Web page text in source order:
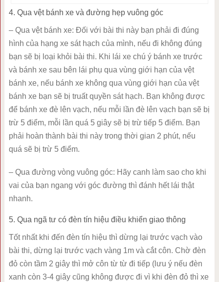
4. Qua vệt bánh xe và đường hẹp vuông góc
– Qua vệt bánh xe: Đối với bài thi này bạn phải đi đúng
hình của hạng xe sát hạch của mình, nếu đi không đúng
bạn sẽ bị loại khỏi bài thi. Khi lái xe chú ý bánh xe trước
và bánh xe sau bên lái phụ qua vùng giới hạn của vệt
bánh xe, nếu bánh xe không qua vùng giới hạn của vệt
bánh xe bạn sẽ bị truất quyền sát hạch. Bạn không được
để bánh xe đè lên vạch, nếu mỗi lần đè lên vạch bạn sẽ bị
trừ 5 điểm, mỗi lần quá 5 giây sẽ bị trừ tiếp 5 điểm. Bạn
phải hoàn thành bài thi này trong thời gian 2 phút, nếu
quá sẽ bị trừ 5 điểm.
– Qua đường vòng vuông góc: Hãy canh làm sao cho khi
vai của bạn ngang với góc đường thì đánh hết lái thật
nhanh.
5. Qua ngã tư có đèn tín hiệu điều khiển giao thông
Tốt nhất khi đến đèn tín hiệu thì dừng lại trước vạch vào
bài thi, dừng lại trước vạch vàng 1m và cắt côn. Chờ đèn
đỏ còn tầm 2 giây thì mở côn từ từ đi tiếp (lưu ý nếu đèn
xanh còn 3-4 giây cũng không được đi vì khi đèn đỏ thì xe